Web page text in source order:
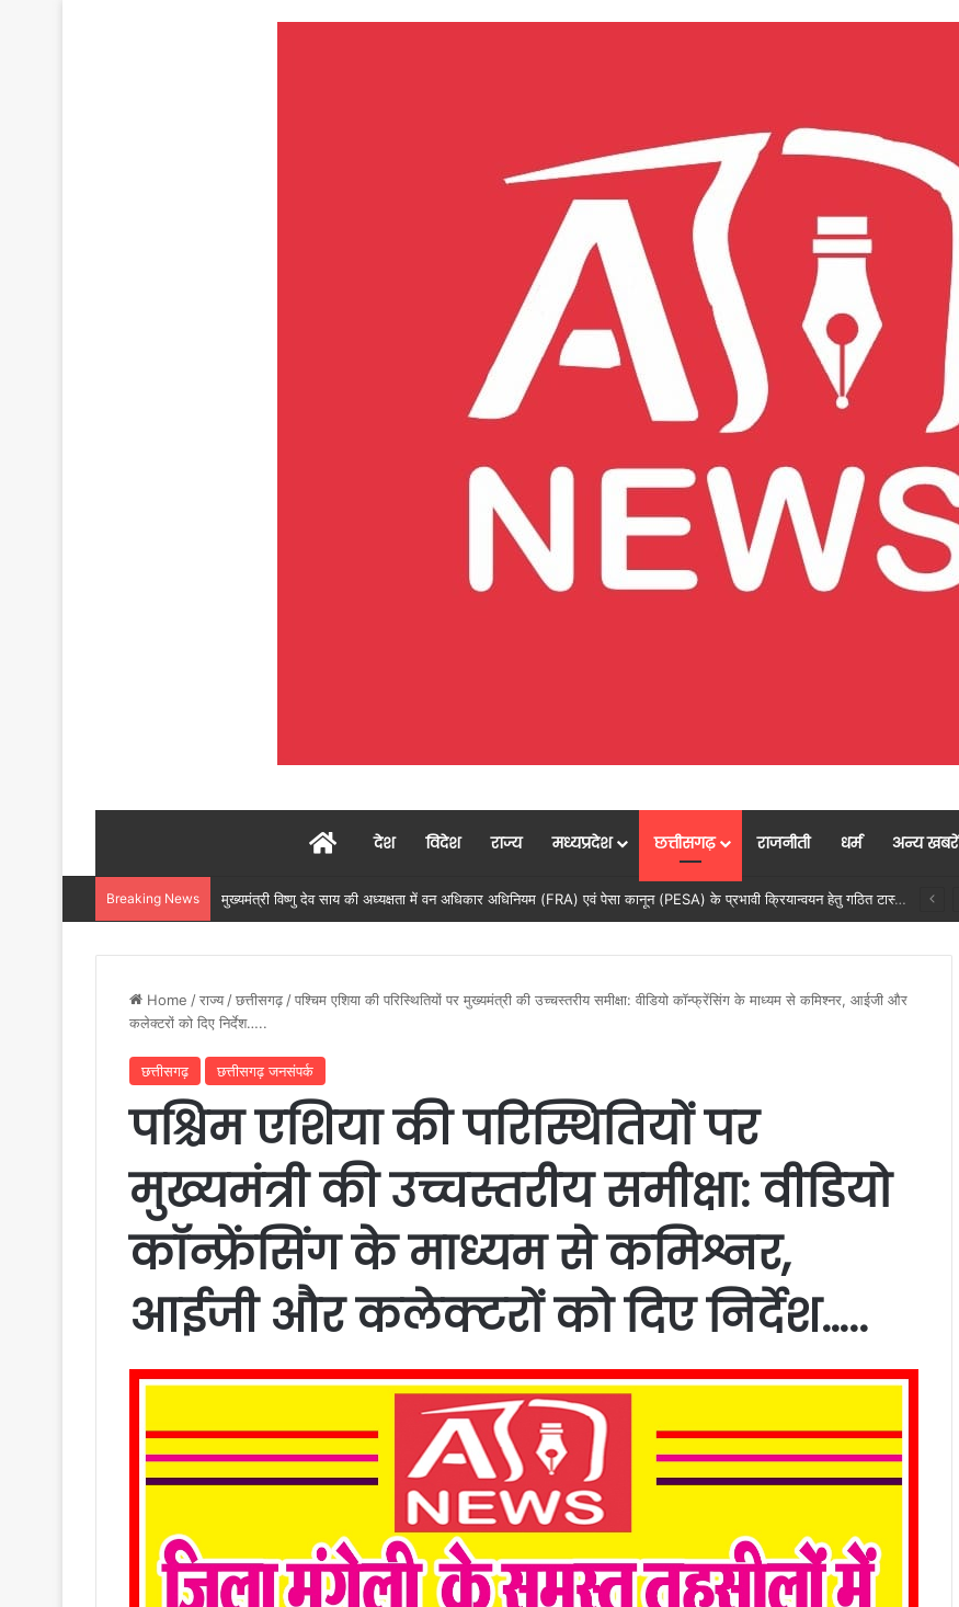
Homeदेश विदेश राज्य मध्यप्रदेश छत्तीसगढ़ राजनीती धर्म अन्य खबरें
Breaking News सेवा सेतु पोर्टल में उत्कृष्ट प्रदर्शन: बलरामपुर के निर्दोष लकड़ा बने प्रदेश के टॉप ट्रांजैक्शन वीएलई, वित्त मंत्री ओ.पी. चौधरी ने किया सम्मानित, 13,912 आवेदनों के सफल निराकरण से बनाया रिकॉर्ड…
Home /राज्य /छत्तीसगढ़ /पश्चिम एशिया की परिस्थितियों पर मुख्यमंत्री की उच्चस्तरीय समीक्षा: वीडियो कॉन्फ्रेंसिंग के माध्यम से कमिश्नर, आईजी और
कलेक्टरों को दिए निर्देश…..
छत्तीसगढ़ छत्तीसगढ़ जनसंपर्क
पश्चिम एशिया की परिस्थितियों पर
मुख्यमंत्री की उच्चस्तरीय समीक्षा: वीडियो
कॉन्फ्रेंसिंग के माध्यम से कमिश्नर,
आईजी और कलेक्टरों को दिए निर्देश…..